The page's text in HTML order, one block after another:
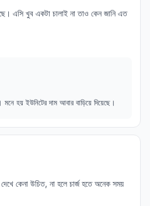
এসি খুব একটা চালাই না তাও কেন জানি এত
হয় ইউনিটের দাম আবার বাড়িয়ে দিয়েছে।
দেখে কেনা উচিত, না হলে চার্জ হতে অনেক সময়